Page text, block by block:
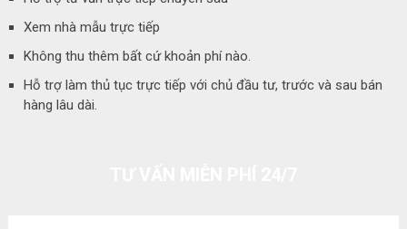
Xem nhà mẫu trực tiếp
Không thu thêm bất cứ khoản phí nào.
Hỗ trợ làm thủ tục trực tiếp với chủ đầu tư, trước và sau bán
hàng lâu dài.